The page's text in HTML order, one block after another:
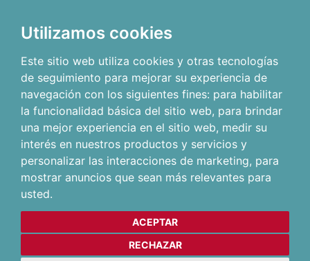
Utilizamos cookies
Este sitio web utiliza cookies y otras tecnologías
de seguimiento para mejorar su experiencia de
navegación con los siguientes fines: para habilitar
la funcionalidad básica del sitio web, para brindar
una mejor experiencia en el sitio web, medir su
interés en nuestros productos y servicios y
personalizar las interacciones de marketing, para
mostrar anuncios que sean más relevantes para
usted.
ACEPTAR
RECHAZAR